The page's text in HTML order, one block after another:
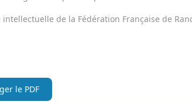
de la Fédération Française de
le PDF